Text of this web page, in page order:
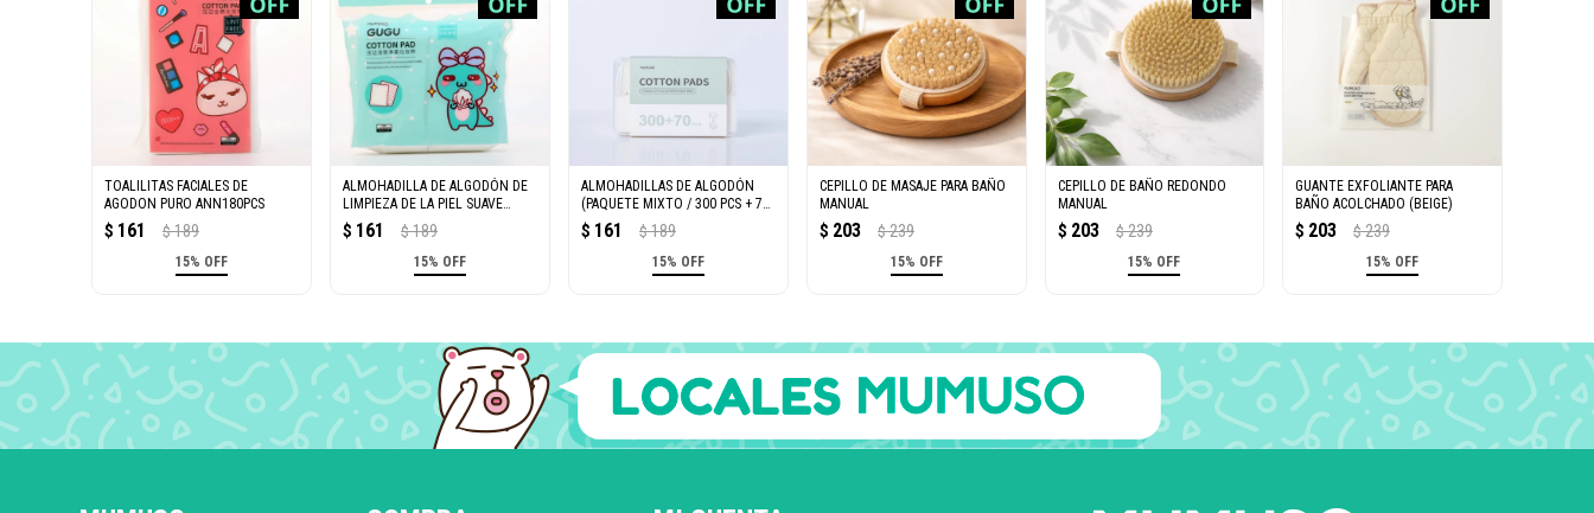
TOALILITAS FACIALES DE
AGODON PURO ANN180PCS
$ 161 $ 189
15% OFF
ALMOHADILLA DE ALGODÓN DE
LIMPIEZA DE LA PIEL SUAVE
GUGU 100PCS
$ 161 $ 189
15% OFF
ALMOHADILLAS DE ALGODÓN
(PAQUETE MIXTO / 300 PCS + 70
PCS)
$ 161 $ 189
15% OFF
CEPILLO DE MASAJE PARA BAÑO
MANUAL
$ 203 $ 239
15% OFF
CEPILLO DE BAÑO REDONDO
MANUAL
$ 203 $ 239
15% OFF
GUANTE EXFOLIANTE PARA
BAÑO ACOLCHADO (BEIGE)
$ 203 $ 239
15% OFF